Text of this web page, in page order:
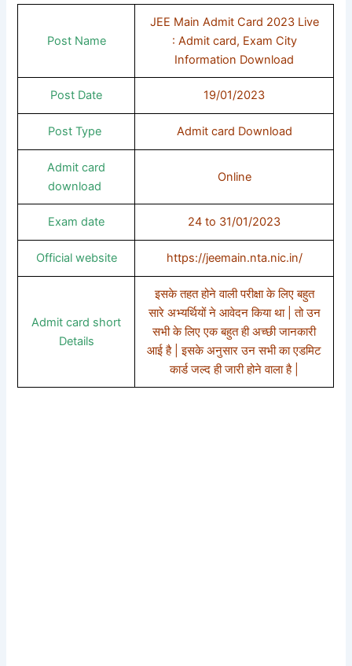
Post Name
JEE Main Admit Card 2023 Live
: Admit card, Exam City
Information Download
Post Date 19/01/2023
Post Type Admit card Download
Admit card
download
Online
Exam date 24 to 31/01/2023
Official website https://jeemain.nta.nic.in/
Admit card short
Details
इसके तहत होने वाली परीक्षा के लिए बहुत
सारे अभ्यर्थियों ने आवेदन किया था | तो उन
सभी के लिए एक बहुत ही अच्छी जानकारी
आई है | इसके अनुसार उन सभी का एडमिट
कार्ड जल्द ही जारी होने वाला है |